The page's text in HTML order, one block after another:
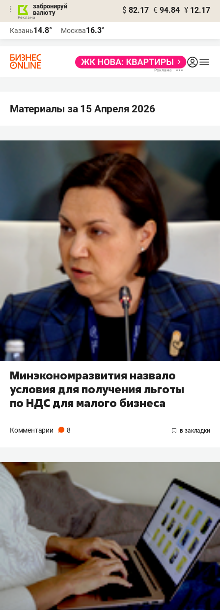
забронируй
валюту
$ 82.17 € 94.84 ¥ 12.17
Казань14.8° Москва16.3°
Материалы за 15 Апреля 2026
Минэкономразвития назвало
условия для получения льготы
по НДС для малого бизнеса
Комментарии 8